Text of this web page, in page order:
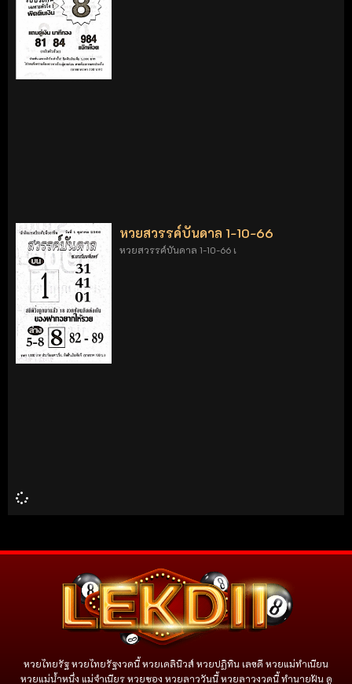
หวยสวรรค์บันดาล 1-10-66
หวยสวรรค์บันดาล 1-10-66 เ
หวยไทยรัฐ หวยไทยรัฐงวดนี้ หวยเดลินิวส์ หวยปฏิทิน เลขดี หวยแม่ทำเนียน
หวยแม่น้ำหนึ่ง แม่จําเนียร หวยซอง หวยลาววันนี้ หวยลาวงวดนี้ ทำนายฝัน ดู